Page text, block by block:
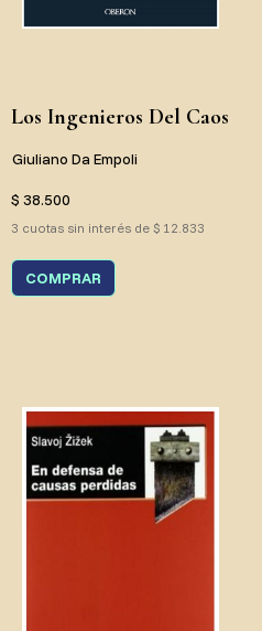
Los Ingenieros Del Caos
Giuliano Da Empoli
$ 38.500
3 cuotas sin interés de $ 12.833
COMPRAR